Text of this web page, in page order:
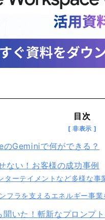
目次
Geminiで何ができる？
ない！お客様の成功事例
ターテイメントなど多様な事
フラを支えるエネルギー事
いた！斬新なプロンプト